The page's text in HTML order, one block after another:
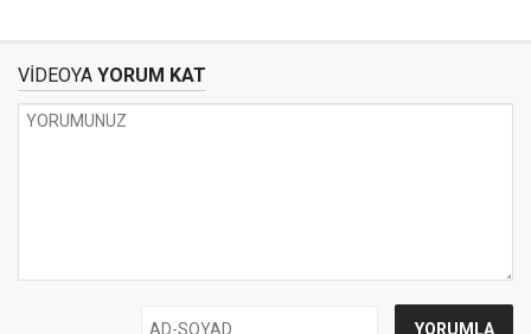
VİDEOYA YORUM KAT